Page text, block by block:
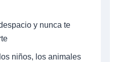
y nunca te
niños, los animales